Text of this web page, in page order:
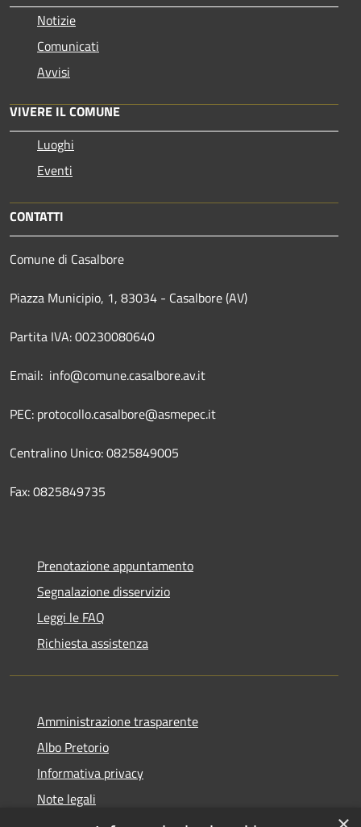
Notizie
Comunicati
Avvisi
VIVERE IL COMUNE
Luoghi
Eventi
CONTATTI
Comune di Casalbore
Piazza Municipio, 1, 83034 - Casalbore (AV)
Partita IVA: 00230080640
Email: info@comune.casalbore.av.it
PEC: protocollo.casalbore@asmepec.it
Centralino Unico: 0825849005
Fax: 0825849735
Prenotazione appuntamento
Segnalazione disservizio
Leggi le FAQ
Richiesta assistenza
Amministrazione trasparente
Albo Pretorio
Informativa privacy
Note legali